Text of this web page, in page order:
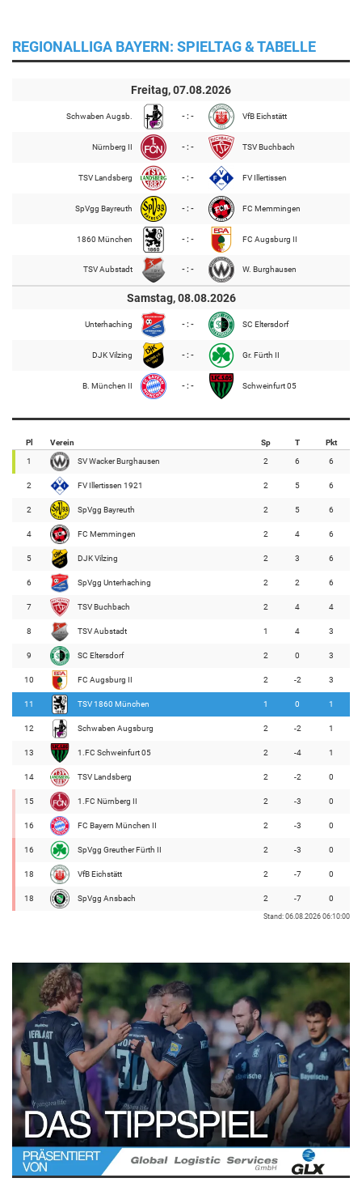
REGIONALLIGA BAYERN: SPIELTAG & TABELLE
Freitag, 07.08.2026
Schwaben Augsb. - : - VfB Eichstätt
Nürnberg II - : - TSV Buchbach
TSV Landsberg - : - FV Illertissen
SpVgg Bayreuth - : - FC Memmingen
1860 München - : - FC Augsburg II
TSV Aubstadt - : - W. Burghausen
Samstag, 08.08.2026
Unterhaching - : - SC Eltersdorf
DJK Vilzing - : - Gr. Fürth II
B. München II - : - Schweinfurt 05
Pl Verein Sp T Pkt
1 SV Wacker Burghausen 2 6 6
2 FV Illertissen 1921 2 5 6
2 SpVgg Bayreuth 2 5 6
4 FC Memmingen 2 4 6
5 DJK Vilzing 2 3 6
6 SpVgg Unterhaching 2 2 6
7 TSV Buchbach 2 4 4
8 TSV Aubstadt 1 4 3
9 SC Eltersdorf 2 0 3
10 FC Augsburg II 2 -2 3
11 TSV 1860 München 1 0 1
12 Schwaben Augsburg 2 -2 1
13 1.FC Schweinfurt 05 2 -4 1
14 TSV Landsberg 2 -2 0
15 1.FC Nürnberg II 2 -3 0
16 FC Bayern München II 2 -3 0
16 SpVgg Greuther Fürth II 2 -3 0
18 VfB Eichstätt 2 -7 0
18 SpVgg Ansbach 2 -7 0
Stand: 06.08.2026 06:10:00